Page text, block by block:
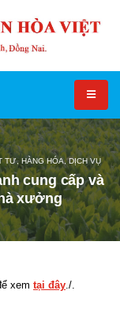
cung cấp và
xưởng
TƯ, HÀNG HÓA, DỊCH VỤ
xem tại đây ./.